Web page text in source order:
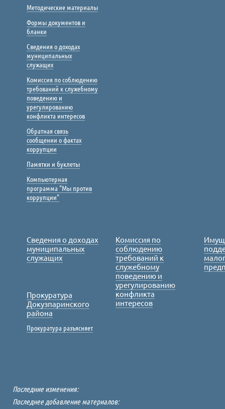
Методические материалы
Формы документов и
бланки
Сведения о доходах
муниципальных
служащих
Комиссия по соблюдению
требований к служебному
поведению и
урегулированию
конфликта интересов
Обратная связь
сообщении о фактах
коррупции
Памятки и буклеты
Компьютерная
программа "Мы против
коррупции"
Сведения о доходах
муниципальных
служащих
Комиссия по
соблюдению
требований к
служебному
поведению и
урегулированию
конфликта
интересов
Прокуратура
Докузпаринского
района
Прокуратура разъясняет
Последние изменения:
Последнее добавление материалов: